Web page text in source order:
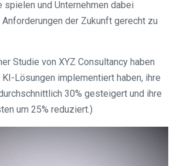
und Unternehmen dabei
der Zukunft gerecht zu
Studie von XYZ Consultancy haben
KI-Lösungen implementiert haben, ihre
30% gesteigert und ihre
um 25% reduziert.)